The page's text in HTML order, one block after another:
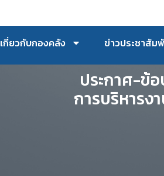
เกี่ยวกับกองคลัง ข่าวประชาสัม
ประกาศ-ข้
การบริหาร